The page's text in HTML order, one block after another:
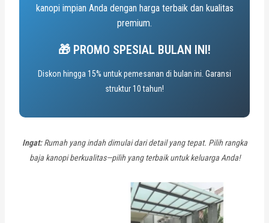
kanopi impian Anda dengan harga terbaik dan kualitas
premium.
🎁 PROMO SPESIAL BULAN INI!
Diskon hingga 15% untuk pemesanan di bulan ini. Garansi
struktur 10 tahun!
Ingat:Rumah yang indah dimulai dari detail yang tepat. Pilih rangka
baja kanopi berkualitas—pilih yang terbaik untuk keluarga Anda!